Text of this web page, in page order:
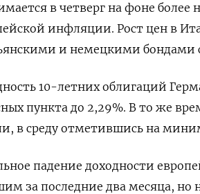
в четверг на фоне
инфляции. Рост цен в
и немецкими бондами
10-летних облигаций
пункта до 2,29%. В то же
в среду отметившись на
падение доходности
за последние два месяца, но